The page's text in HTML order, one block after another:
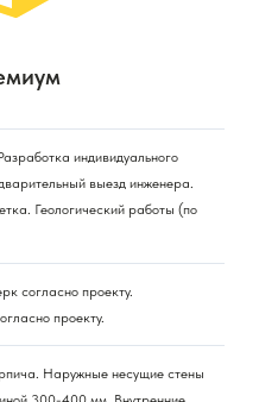
индивидуального
выезд инженера.
Геологический работы (по
согласно проекту.
проекту.
Наружные несущие стены